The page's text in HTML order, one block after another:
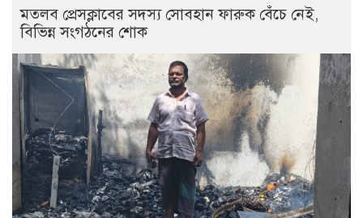
মতলব প্রেসক্লাবের সদস্য সোবহান ফারুক বেঁচে নেই,
বিভিন্ন সংগঠনের শোক